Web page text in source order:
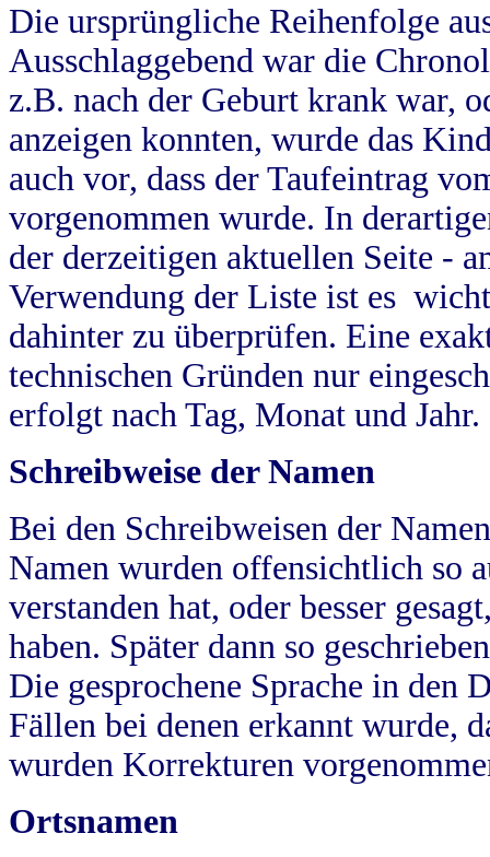
Die ursprüngliche Reihenfolge
Ausschlaggebend war die
z.B. nach der Geburt krank war,
anzeigen konnten, wurde das
auch vor, dass der Taufeintrag
vorgenommen wurde. In
der derzeitigen aktuellen Seite -
Verwendung der Liste ist es
dahinter zu überprüfen. Eine
technischen Gründen nur
erfolgt nach Tag, Monat und Jahr.
Schreibweise der Namen
Bei den Schreibweisen der
Namen wurden offensichtlich so
verstanden hat, oder besser
haben. Später dann so
Die gesprochene Sprache in
Fällen bei denen erkannt wurde,
wurden Korrekturen
Ortsnamen